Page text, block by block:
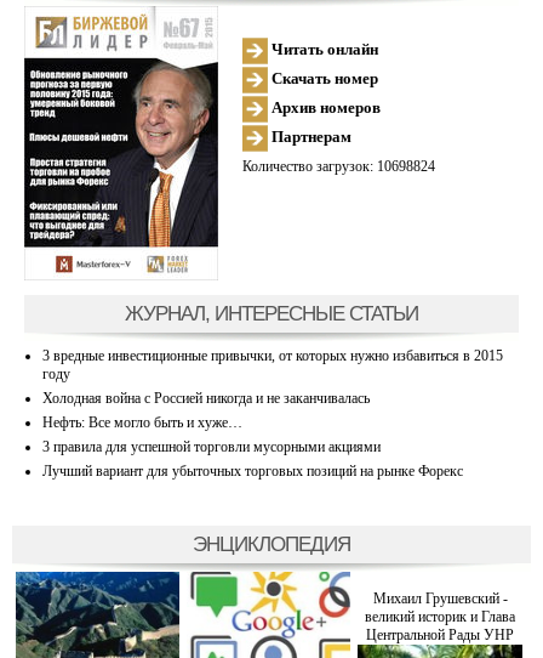
Читать онлайн
Скачать номер
Архив номеров
Партнерам
Количество загрузок: 10698824
ЖУРНАЛ, ИНТЕРЕСНЫЕ СТАТЬИ
3 вредные инвестиционные привычки, от которых нужно избавиться в 2015
году
Холодная война с Россией никогда и не заканчивалась
Нефть: Все могло быть и хуже…
3 правила для успешной торговли мусорными акциями
Лучший вариант для убыточных торговых позиций на рынке Форекс
ЭНЦИКЛОПЕДИЯ
Михаил Грушевский -
великий историк и Глава
Центральной Рады УНР